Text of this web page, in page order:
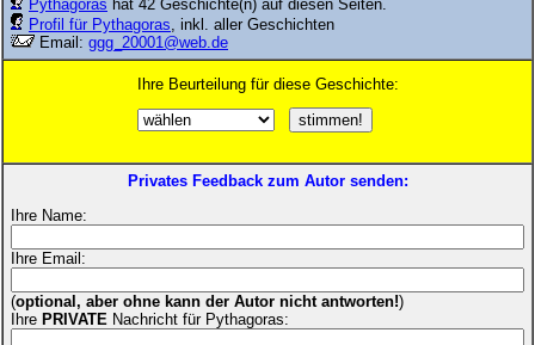
Pythagoras hat 42 Geschichte(n) auf diesen Seiten.
Profil für Pythagoras, inkl. aller Geschichten
Email: ggg_20001@web.de
Ihre Beurteilung für diese Geschichte:
Privates Feedback zum Autor senden:
Ihre Name:
Ihre Email:
(optional, aber ohne kann der Autor nicht antworten!)
Ihre PRIVATE Nachricht für Pythagoras: